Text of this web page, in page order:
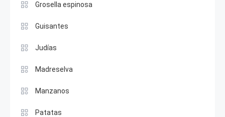
Grosella espinosa
Guisantes
Judías
Madreselva
Manzanos
Patatas